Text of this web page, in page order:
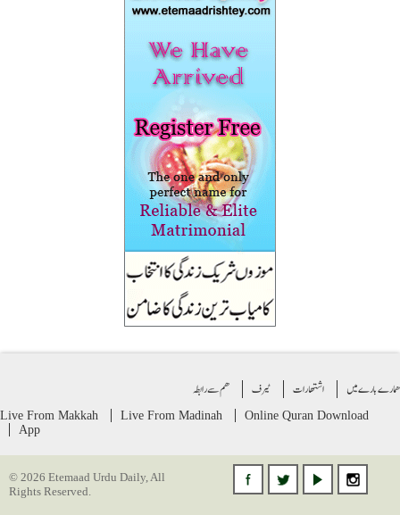
بارے میں اشتهارات ٹیرف ھم سے رابطہ
Live From Makkah Live From Madinah Online Quran Download
App
© 2026 Etemaad Urdu Daily, All
Rights Reserved.